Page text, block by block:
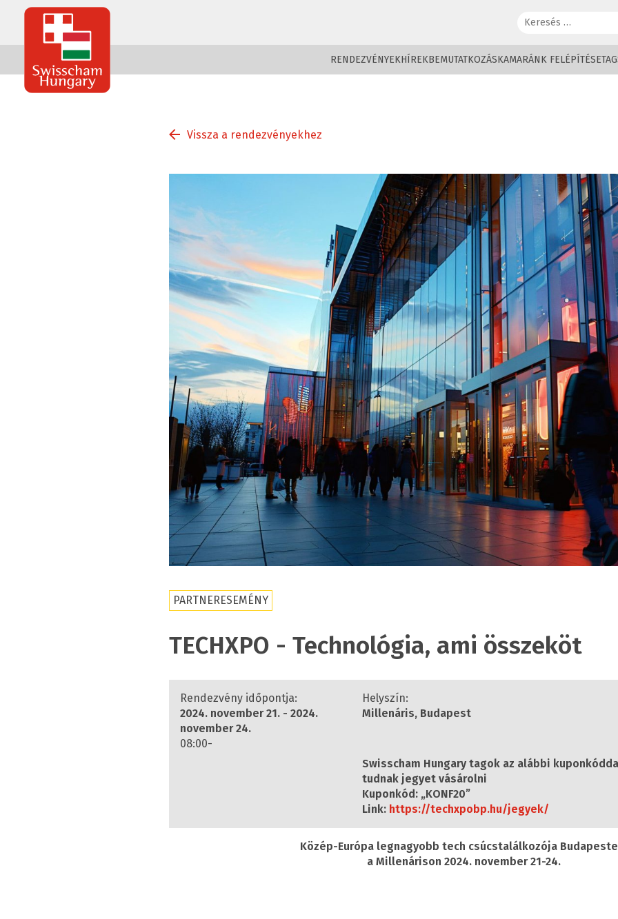
Swisscham
Hungary
Keresés:
RENDEZVÉNYEKHÍREKBEMUTATKOZÁSKAMARÁNK FELÉPÍTÉSE
Vissza a rendezvényekhez
PARTNERESEMÉNY
TECHXPO - Technológia, ami összeköt
Rendezvény időpontja:
2024. november 21. - 2024.
november 24.
08:00-
Helyszín:
Millenáris, Budapest
Swisscham Hungary tagok az alábbi
tudnak jegyet vásárolni
Kuponkód: „KONF20”
Link: https://techxpobp.hu/jegyek/
Közép-Európa legnagyobb tech csúcstalálkozója
a Millenárison 2024. november 21-24.